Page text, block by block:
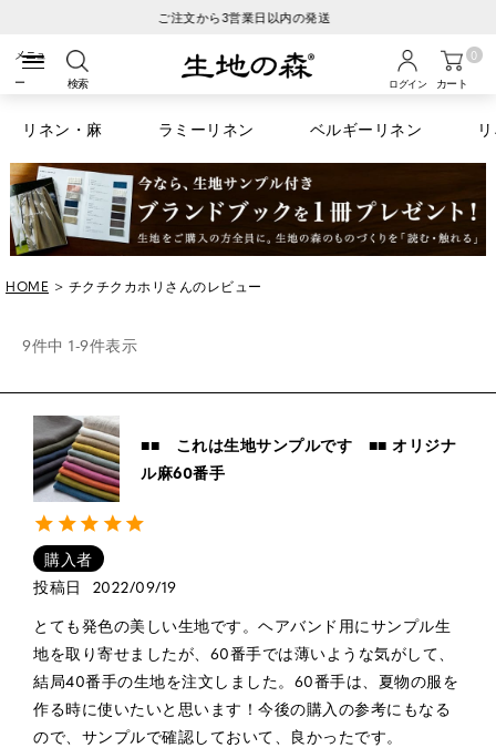
税込6600円以上のお買い物で送料無料
検索 ログイン カート
0
リネン・麻 ラミーリネン ベルギーリネン
HOME チクチクカホリさんのレビュー
9件中 1-9件表示
■■ これは生地サンプルです ■■ オリジナ
ル麻60番手
購入者
投稿日
2022/09/19
とても発色の美しい生地です。ヘアバンド用にサンプル生
地を取り寄せましたが、60番手では薄いような気がして、
結局40番手の生地を注文しました。60番手は、夏物の服を
作る時に使いたいと思います！今後の購入の参考にもなる
ので、サンプルで確認しておいて、良かったです。